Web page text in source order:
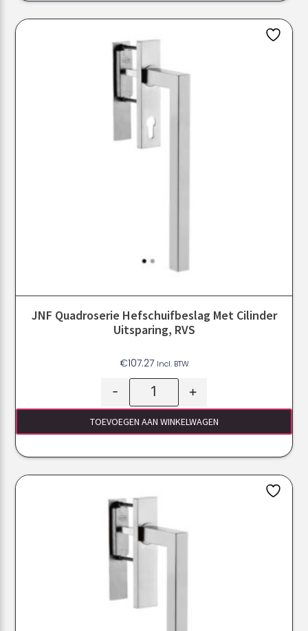
JNF Quadroserie Hefschuifbeslag Met Cilinder
Uitsparing, RVS
€107.27 Incl. BTW
- +
TOEVOEGEN AAN WINKELWAGEN